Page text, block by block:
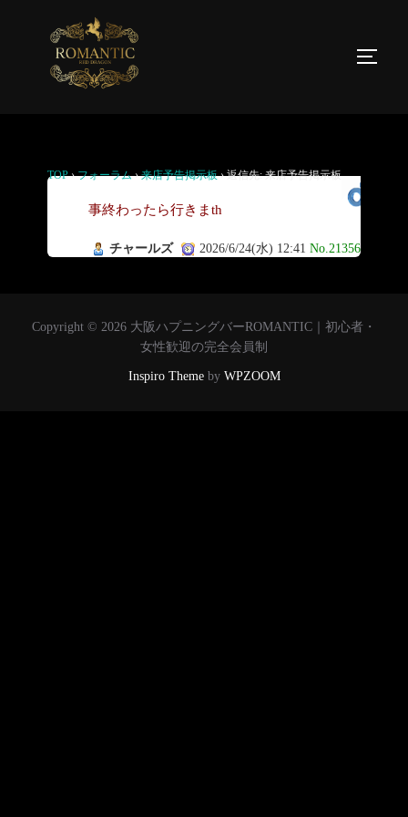
返信先: 来店予告掲示板
TOP › フォーラム › 来店予告掲示板 › 返信先: 来店予告掲示板
用
事終わったら行きまth
チャールズ 2026/6/24(水) 12:41 No.21356
Copyright © 2026 大阪ハプニングバーROMANTIC｜初心者・
女性歓迎の完全会員制
Inspiro Themeby WPZOOM